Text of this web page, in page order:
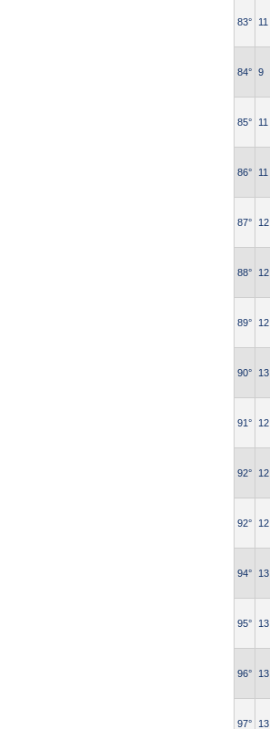
83° 11
84° 9
85° 11
86° 11
87° 12
88° 12
89° 12
90° 13
91° 12
92° 12
92° 12
94° 13
95° 13
96° 13
97° 13